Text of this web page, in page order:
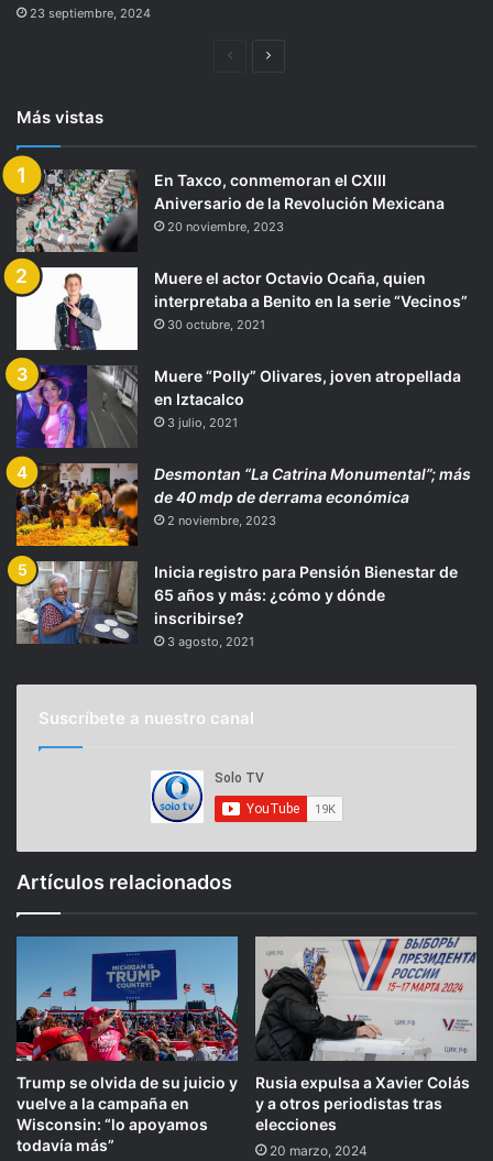
23 septiembre, 2024
PáginaSiguiente
Más vistas
En Taxco, conmemoran el CXIII
Aniversario de la Revolución Mexicana
20 noviembre, 2023
Muere el actor Octavio Ocaña, quien
interpretaba a Benito en la serie “Vecinos”
30 octubre, 2021
Muere “Polly” Olivares, joven atropellada
en Iztacalco
3 julio, 2021
Desmontan “La Catrina Monumental”; más
de 40 mdp de derrama económica
2 noviembre, 2023
Inicia registro para Pensión Bienestar de
65 años y más: ¿cómo y dónde
inscribirse?
3 agosto, 2021
Suscríbete a nuestro canal
Artículos relacionados
Trump se olvida de su juicio y
vuelve a la campaña en
Wisconsin: “lo apoyamos
todavía más”
Rusia expulsa a Xavier Colás
y a otros periodistas tras
elecciones
20 marzo, 2024